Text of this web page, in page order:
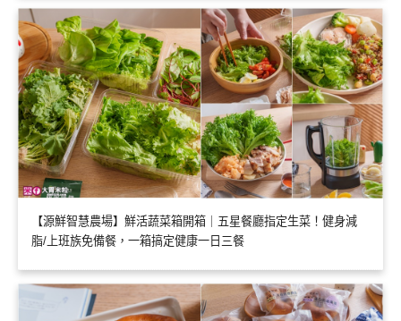
【源鮮智慧農場】鮮活蔬菜箱開箱｜五星餐廳指定生菜！健身減
脂/上班族免備餐，一箱搞定健康一日三餐